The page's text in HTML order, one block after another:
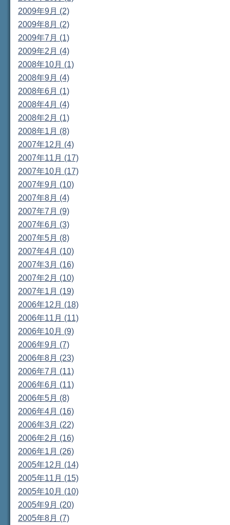
2009年9月 (2)
2009年8月 (2)
2009年7月 (1)
2009年2月 (4)
2008年10月 (1)
2008年9月 (4)
2008年6月 (1)
2008年4月 (4)
2008年2月 (1)
2008年1月 (8)
2007年12月 (4)
2007年11月 (17)
2007年10月 (17)
2007年9月 (10)
2007年8月 (4)
2007年7月 (9)
2007年6月 (3)
2007年5月 (8)
2007年4月 (10)
2007年3月 (16)
2007年2月 (10)
2007年1月 (19)
2006年12月 (18)
2006年11月 (11)
2006年10月 (9)
2006年9月 (7)
2006年8月 (23)
2006年7月 (11)
2006年6月 (11)
2006年5月 (8)
2006年4月 (16)
2006年3月 (22)
2006年2月 (16)
2006年1月 (26)
2005年12月 (14)
2005年11月 (15)
2005年10月 (10)
2005年9月 (20)
2005年8月 (7)